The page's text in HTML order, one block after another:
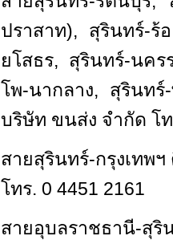
ปราสาท), สุรินทร์-ร้
ยโสธร, สุรินทร์-นค
โพ-นากลาง, สุรินท
บริษัท ขนส่ง จำกัด โ
สายสุรินทร์-กรุงเทพ
โทร. 0 4451 2161
สายอุบลราชธานี-สุริ